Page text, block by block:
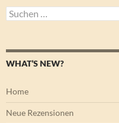
Suchen
nach:
WHAT’S NEW?
Home
Neue Rezensionen